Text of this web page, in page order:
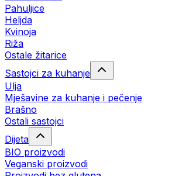
Pahuljice
Heljda
Kvinoja
Riža
Ostale žitarice
Sastojci za kuhanje
Ulja
Mješavine za kuhanje i pečenje
Brašno
Ostali sastojci
Dijeta
BIO proizvodi
Veganski proizvodi